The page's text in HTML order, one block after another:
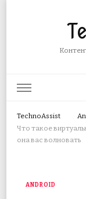
TechnoAssist
Что такое
она вас волновать
ANDROID